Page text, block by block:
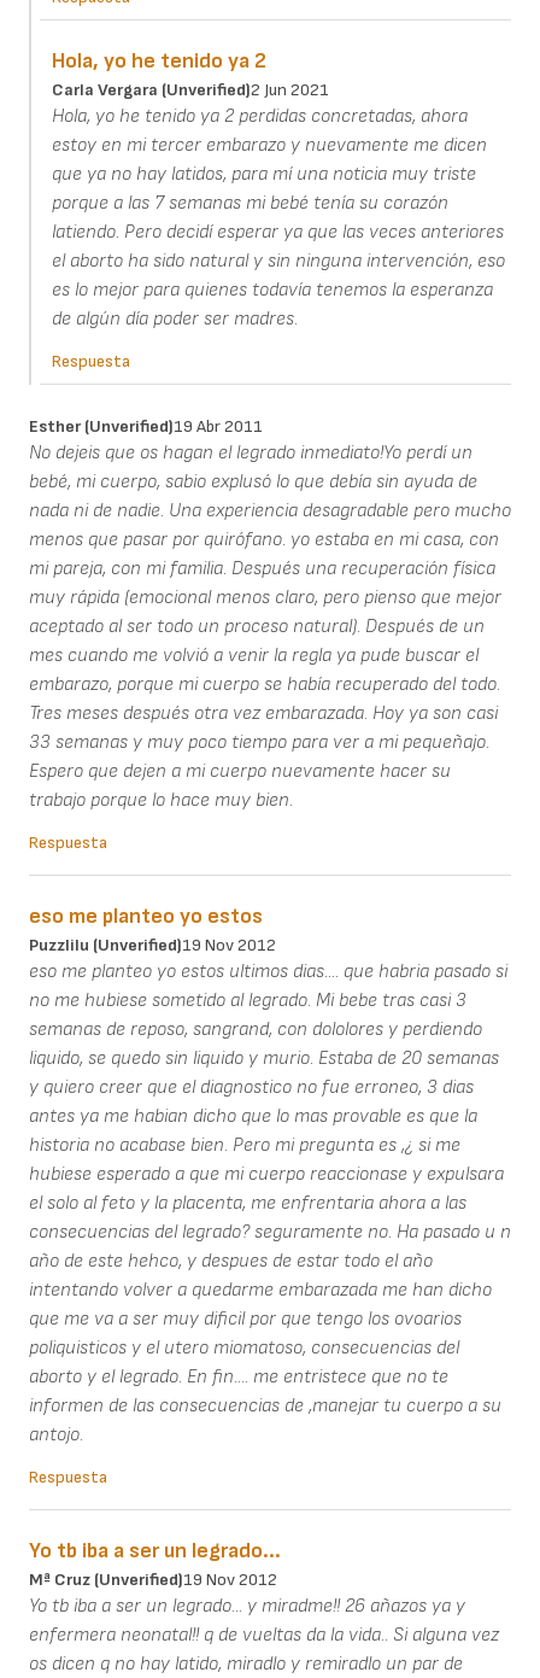
Hola, yo he tenido ya 2
Carla Vergara (unverified)2 Jun 2021
Hola, yo he tenido ya 2 perdidas concretadas, ahora
estoy en mi tercer embarazo y nuevamente me dicen
que ya no hay latidos, para mí una noticia muy triste
porque a las 7 semanas mi bebé tenía su corazón
latiendo. Pero decidí esperar ya que las veces anteriores
el aborto ha sido natural y sin ninguna intervención, eso
es lo mejor para quienes todavía tenemos la esperanza
de algún día poder ser madres.
Respuesta
Esther (unverified)19 Abr 2011
No dejeis que os hagan el legrado inmediato!Yo perdí un
bebé, mi cuerpo, sabio explusó lo que debía sin ayuda de
nada ni de nadie. Una experiencia desagradable pero mucho
menos que pasar por quirófano. yo estaba en mi casa, con
mi pareja, con mi familia. Después una recuperación física
muy rápida (emocional menos claro, pero pienso que mejor
aceptado al ser todo un proceso natural). Después de un
mes cuando me volvió a venir la regla ya pude buscar el
embarazo, porque mi cuerpo se había recuperado del todo.
Tres meses después otra vez embarazada. Hoy ya son casi
33 semanas y muy poco tiempo para ver a mi pequeñajo.
Espero que dejen a mi cuerpo nuevamente hacer su
trabajo porque lo hace muy bien.
Respuesta
eso me planteo yo estos
Puzzlilu (unverified)19 Nov 2012
eso me planteo yo estos ultimos dias.... que habria pasado si
no me hubiese sometido al legrado. Mi bebe tras casi 3
semanas de reposo, sangrand, con dololores y perdiendo
liquido, se quedo sin liquido y murio. Estaba de 20 semanas
y quiero creer que el diagnostico no fue erroneo, 3 dias
antes ya me habian dicho que lo mas provable es que la
historia no acabase bien. Pero mi pregunta es ,¿ si me
hubiese esperado a que mi cuerpo reaccionase y expulsara
el solo al feto y la placenta, me enfrentaria ahora a las
consecuencias del legrado? seguramente no. Ha pasado u n
año de este hehco, y despues de estar todo el año
intentando volver a quedarme embarazada me han dicho
que me va a ser muy dificil por que tengo los ovoarios
poliquisticos y el utero miomatoso, consecuencias del
aborto y el legrado. En fin.... me entristece que no te
informen de las consecuencias de ,manejar tu cuerpo a su
antojo.
Respuesta
Yo tb iba a ser un legrado...
Mª Cruz (unverified)19 Nov 2012
Yo tb iba a ser un legrado... y miradme!! 26 añazos ya y
enfermera neonatal!! q de vueltas da la vida.. Si alguna vez
os dicen q no hay latido, miradlo y remiradlo un par de